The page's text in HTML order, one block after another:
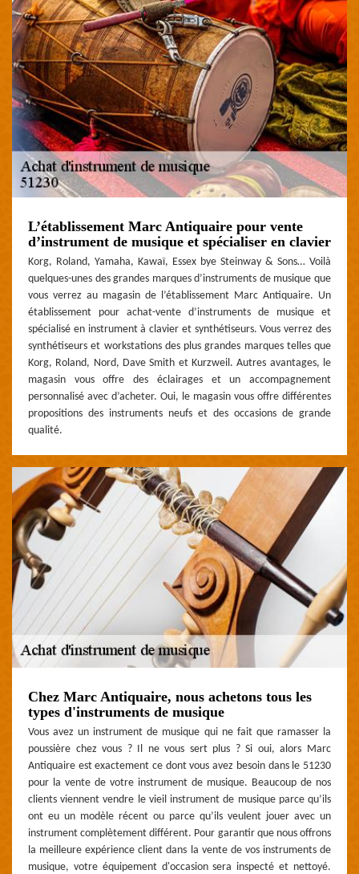
L’établissement Marc Antiquaire pour vente
d’instrument de musique et spécialiser en clavier
Korg, Roland, Yamaha, Kawaï, Essex bye Steinway & Sons… Voilà
quelques-unes des grandes marques d’instruments de musique que
vous verrez au magasin de l’établissement Marc Antiquaire. Un
établissement pour achat-vente d’instruments de musique et
spécialisé en instrument à clavier et synthétiseurs. Vous verrez des
synthétiseurs et workstations des plus grandes marques telles que
Korg, Roland, Nord, Dave Smith et Kurzweil. Autres avantages, le
magasin vous offre des éclairages et un accompagnement
personnalisé avec d’acheter. Oui, le magasin vous offre différentes
propositions des instruments neufs et des occasions de grande
qualité.
Chez Marc Antiquaire, nous achetons tous les
types d'instruments de musique
Vous avez un instrument de musique qui ne fait que ramasser la
poussière chez vous ? Il ne vous sert plus ? Si oui, alors Marc
Antiquaire est exactement ce dont vous avez besoin dans le 51230
pour la vente de votre instrument de musique. Beaucoup de nos
clients viennent vendre le vieil instrument de musique parce qu’ils
ont eu un modèle récent ou parce qu’ils veulent jouer avec un
instrument complètement différent. Pour garantir que nous offrons
la meilleure expérience client dans la vente de vos instruments de
musique, votre équipement d'occasion sera inspecté et nettoyé.